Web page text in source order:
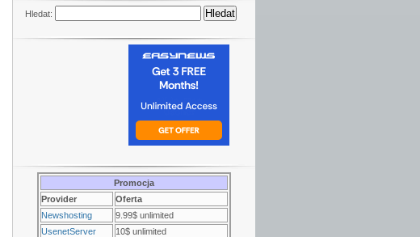
Hledat:
Promocja
Provider
Oferta
Newshosting
9.99$ unlimited
UsenetServer
10$ unlimited